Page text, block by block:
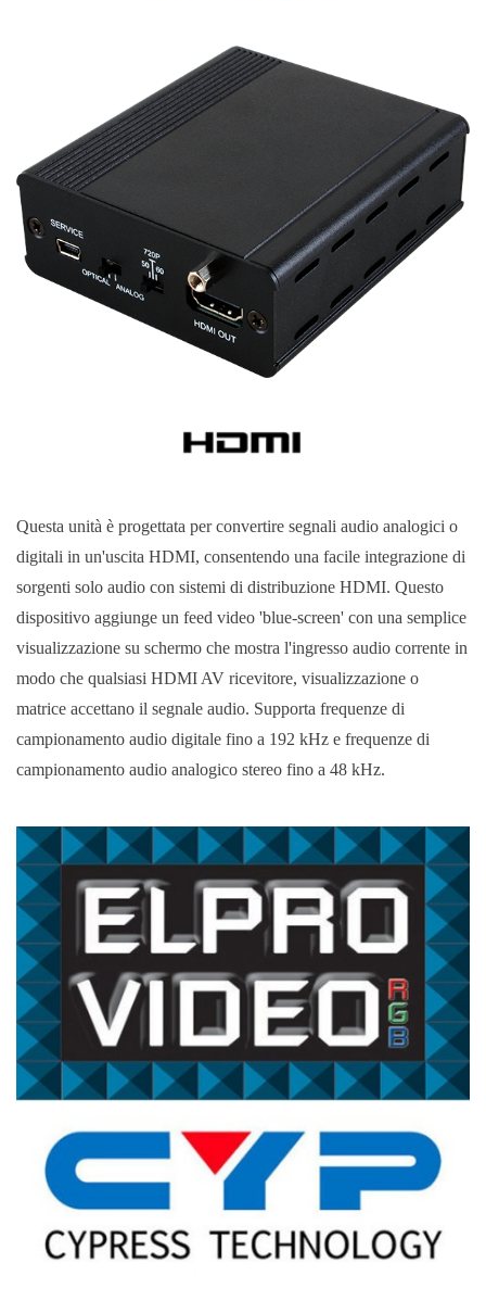
Questa unità è progettata per convertire segnali audio analogici o
digitali in un'uscita HDMI, consentendo una facile integrazione di
sorgenti solo audio con sistemi di distribuzione HDMI. Questo
dispositivo aggiunge un feed video 'blue-screen' con una semplice
visualizzazione su schermo che mostra l'ingresso audio corrente in
modo che qualsiasi HDMI AV ricevitore, visualizzazione o
matrice accettano il segnale audio. Supporta frequenze di
campionamento audio digitale fino a 192 kHz e frequenze di
campionamento audio analogico stereo fino a 48 kHz.